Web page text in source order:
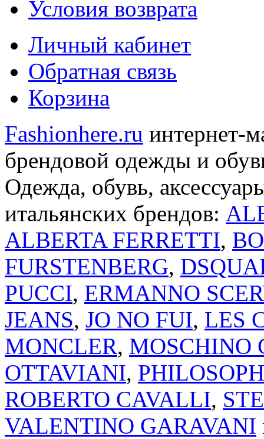
Условия возврата
Личный кабинет
Обратная связь
Корзина
Fashionhere.ru интернет-
брендовой одежды и
Одежда, обувь,
итальянских брендов:
ALBERTA FERRETTI,
FURSTENBERG,
PUCCI, ERMANNO
JEANS, JO NO FUI, LES
MONCLER, MOSCHINO
OTTAVIANI,
ROBERTO CAVALLI,
VALENTINO GARAVANI